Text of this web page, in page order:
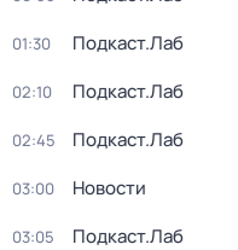
01:30 Подкаст.Лаб
02:10 Подкаст.Лаб
02:45 Подкаст.Лаб
03:00 Новости
03:05 Подкаст.Лаб